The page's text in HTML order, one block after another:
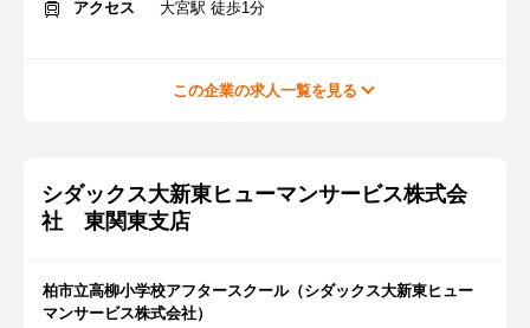
アクセス 大宮駅 徒歩1分
この企業の求人一覧を見る
シダックス大新東ヒューマンサービス株式会
社 東関東支店
柏市立高柳小学校アフタースクール（シダックス大新東ヒュー
マンサービス株式会社）